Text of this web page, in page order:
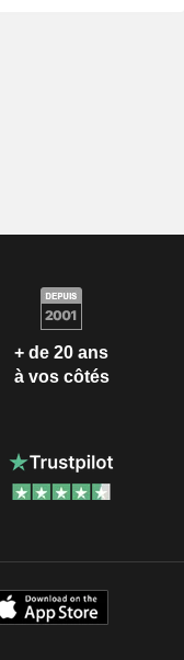
+ de 20 ans
à vos côtés